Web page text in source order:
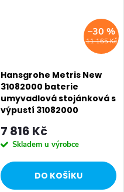
11 165 Kč
–30 %
Hansgrohe Metris New
31082000 baterie
umyvadlová stojánková s
výpustí 31082000
7 816 Kč
Skladem u výrobce
DO KOŠÍKU